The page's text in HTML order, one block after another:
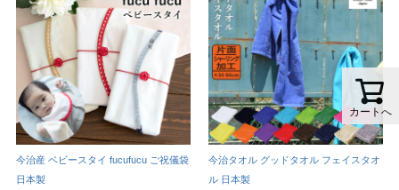
今治産 ベビースタイ fucufucu ご祝儀袋
日本製
今治タオル グッドタオル フェイスタオ
ル 日本製
カートへ